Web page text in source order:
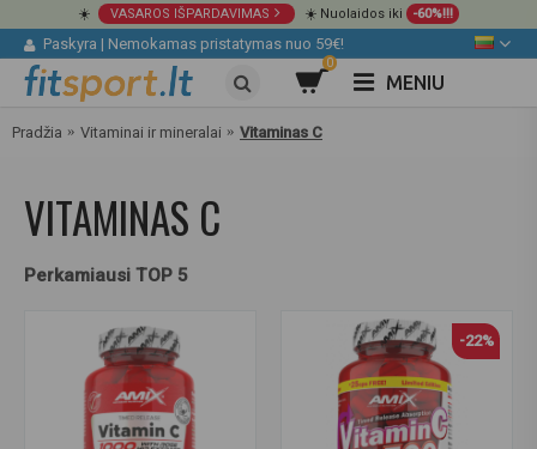
☀️ VASAROS IŠPARDAVIMAS ☀️ Nuolaidos iki -60%!!!
Paskyra | Nemokamas pristatymas nuo 59€!
0
MENIU
Pradžia Vitaminai ir mineralai Vitaminas C
VITAMINAS C
Perkamiausi TOP 5
-22%